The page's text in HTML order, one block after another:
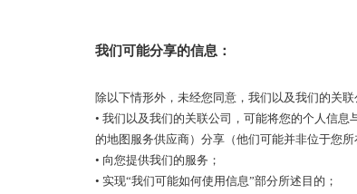
我们可能分享的信息：
除以下情形外，未经您同意，我们以及我们的关
• 我们以及我们的关联公司，可能将您的个人信
的地图服务供应商）分享（他们可能并非位于您
• 向您提供我们的服务；
• 实现“我们可能如何使用信息”部分所述目的；